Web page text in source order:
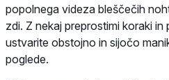
popolnega videza bleščečih
zdi. Z nekaj preprostimi koraki in
ustvarite obstojno in sijočo
poglede.